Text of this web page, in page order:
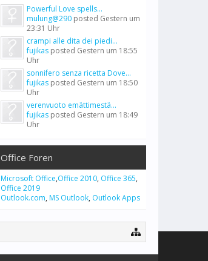
Powerful Love spells...
mulung@290 posted Gestern um
23:31 Uhr
crampi alle dita dei piedi...
fujikas posted Gestern um 18:55
Uhr
sonnifero senza ricetta Dove...
fujikas posted Gestern um 18:50
Uhr
verenvuoto emättimestä...
fujikas posted Gestern um 18:49
Uhr
Office Foren
Microsoft Office,Office 2010, Office 365,
Office 2019
Outlook.com, MS Outlook, Outlook Apps